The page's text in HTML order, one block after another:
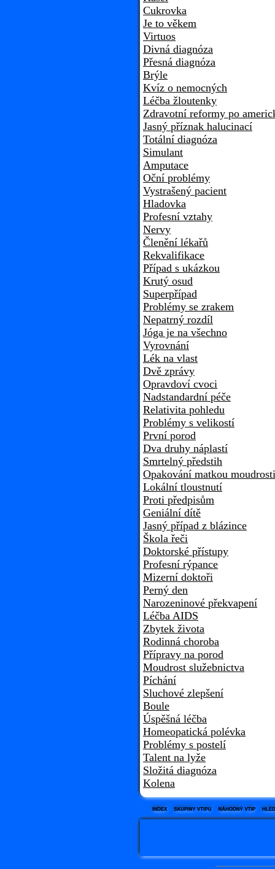
Cukrovka
Je to věkem
Virtuos
Divná diagnóza
Přesná diagnóza
Brýle
Kvíz o nemocných
Léčba žloutenky
Zdravotní reformy po
Jasný příznak halucinací
Totální diagnóza
Simulant
Amputace
Oční problémy
Vystrašený pacient
Hladovka
Profesní vztahy
Nervy
Členění lékařů
Rekvalifikace
Případ s ukázkou
Krutý osud
Superpřípad
Problémy se zrakem
Nepatrný rozdíl
Jóga je na všechno
Vyrovnání
Lék na vlast
Dvě zprávy
Opravdoví cvoci
Nadstandardní péče
Relativita pohledu
Problémy s velikostí
První porod
Dva druhy náplastí
Smrtelný předstih
Opakování matkou moudrosti
Lokální tloustnutí
Proti předpisům
Geniální dítě
Jasný případ z blázince
Škola řeči
Doktorské přístupy
Profesní rýpance
Mizerní doktoři
Perný den
Narozeninové překvapení
Léčba AIDS
Zbytek života
Rodinná choroba
Přípravy na porod
Moudrost služebnictva
Píchání
Sluchové zlepšení
Boule
Úspěšná léčba
Homeopatická polévka
Problémy s postelí
Talent na lyže
Složitá diagnóza
Kolena